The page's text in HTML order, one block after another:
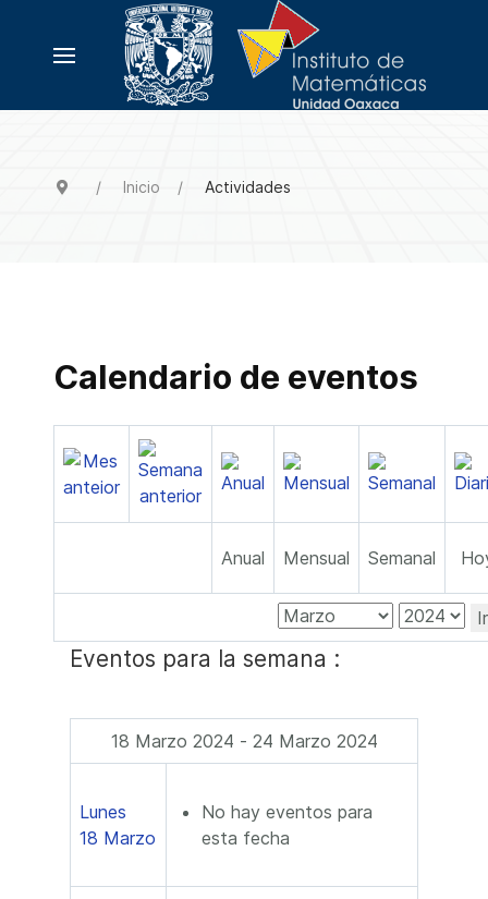
Inicio Actividades
Calendario de eventos
Anual Mensual Semanal
Eventos para la semana :
18 Marzo 2024 - 24 Marzo 2024
Lunes
18 Marzo
No hay eventos para
esta fecha